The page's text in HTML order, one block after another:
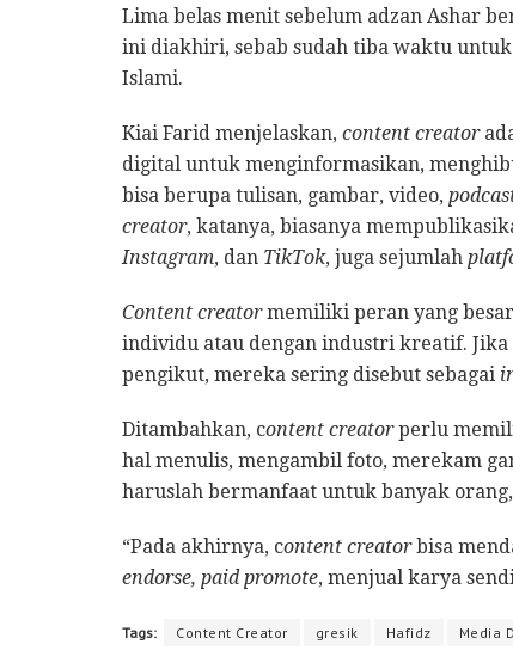
Lima belas menit sebelum adzan Ashar
ini diakhiri, sebab sudah tiba waktu
Islami.
Kiai Farid menjelaskan, content creator
digital untuk menginformasikan,
bisa berupa tulisan, gambar, video,
creator, katanya, biasanya
Instagram, dan TikTok, juga sejumlah
Content creatormemiliki peran yang
individu atau dengan industri kreatif.
pengikut, mereka sering disebut sebagai
Ditambahkan, content creatorperlu
hal menulis, mengambil foto, merekam
haruslah bermanfaat untuk banyak
“Pada akhirnya, content creatorbisa
endorse, paid promote, menjual karya
Tags: Content Creator gresik Hafidz Media